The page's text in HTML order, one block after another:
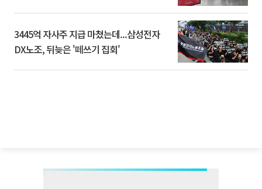
3445억 자사주 지급 마쳤는데...삼성전자
DX노조, 뒤늦은 '떼쓰기 집회'